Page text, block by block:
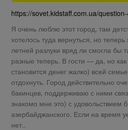
https://sovet.kidstaff.com.ua/
Я очень люблю этот город, там
хотелось туда вернуться, но
летней разлуки вряд ли смогла бы
разные теперь. В гости — да, но
становится денег жалко) всей
отдохнуть. Город действительно
бакинцев, поддерживаю с ними
знакомо мне это) с удовольствием
азербайджанского. Если на время
нет..